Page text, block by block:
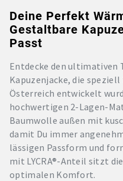
Deine Perfekt
Gestaltbare
Passt
Entdecke den
Kapuzenjacke, die
Österreich entwickelt
hochwertigen 2-Lagen-
Baumwolle außen mit
damit Du immer
lässigen Passform und
mit LYCRA®-Anteil sitzt
optimalen Komfort.